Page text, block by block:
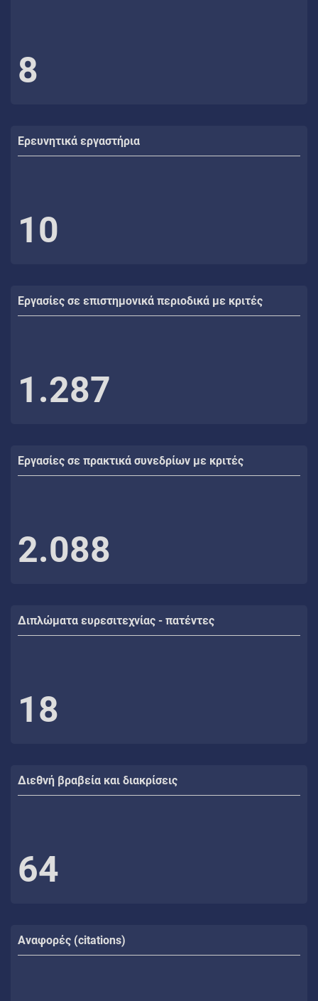
8
Ερευνητικά εργαστήρια
10
Εργασίες σε επιστημονικά περιοδικά με κριτές
1.287
Εργασίες σε πρακτικά συνεδρίων με κριτές
2.088
Διπλώματα ευρεσιτεχνίας - πατέντες
18
Διεθνή βραβεία και διακρίσεις
64
Αναφορές (citations)